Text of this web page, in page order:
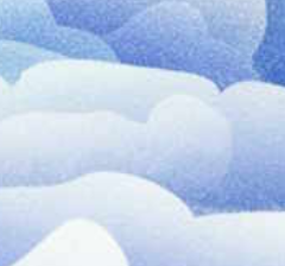
サイトマップ
JA